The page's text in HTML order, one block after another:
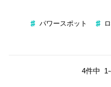
パワースポット
4件中 1-